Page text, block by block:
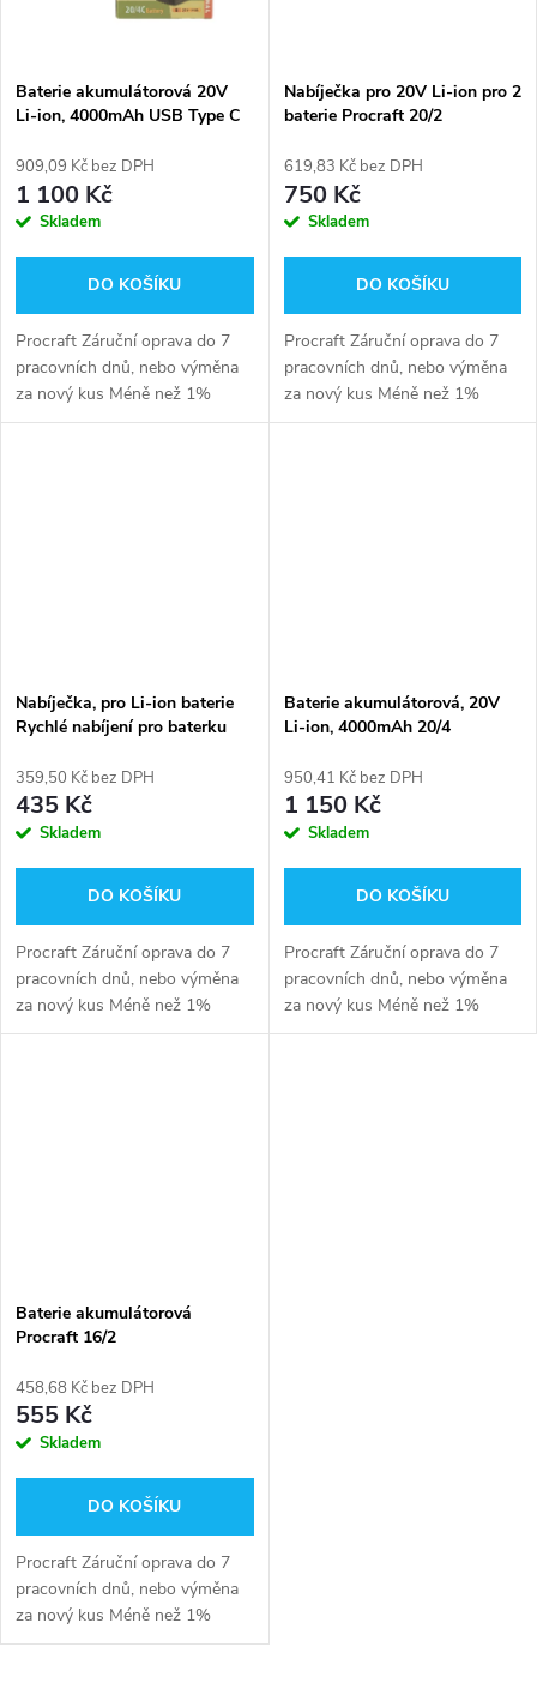
Baterie akumulátorová 20V
Li-ion, 4000mAh USB Type C
909,09 Kč bez DPH
1 100 Kč
Skladem
DO KOŠÍKU
Procraft Záruční oprava do 7
pracovních dnů, nebo výměna
za nový kus Méně než 1%
reklamací
Nabíječka pro 20V Li-ion pro 2
baterie Procraft 20/2
619,83 Kč bez DPH
750 Kč
Skladem
DO KOŠÍKU
Procraft Záruční oprava do 7
pracovních dnů, nebo výměna
za nový kus Méně než 1%
reklamací
Nabíječka, pro Li-ion baterie
Rychlé nabíjení pro baterku
359,50 Kč bez DPH
435 Kč
Skladem
DO KOŠÍKU
Procraft Záruční oprava do 7
pracovních dnů, nebo výměna
za nový kus Méně než 1%
reklamací
Baterie akumulátorová, 20V
Li-ion, 4000mAh 20/4
950,41 Kč bez DPH
1 150 Kč
Skladem
DO KOŠÍKU
Procraft Záruční oprava do 7
pracovních dnů, nebo výměna
za nový kus Méně než 1%
reklamací
Baterie akumulátorová
Procraft 16/2
458,68 Kč bez DPH
555 Kč
Skladem
DO KOŠÍKU
Procraft Záruční oprava do 7
pracovních dnů, nebo výměna
za nový kus Méně než 1%
reklamací